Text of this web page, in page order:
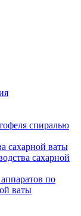
спиралью
сахарной ваты
сахарной
по
ваты